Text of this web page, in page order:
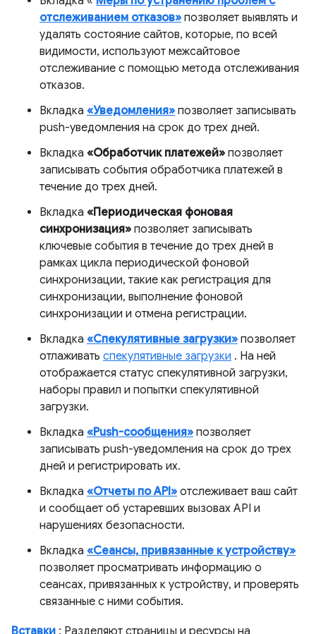
отслеживанием отказов» позволяет выявлять и
удалять состояние сайтов, которые, по всей
видимости, используют межсайтовое
отслеживание с помощью метода отслеживания
отказов.
Вкладка «Уведомления» позволяет записывать
push-уведомления на срок до трех дней.
Вкладка «Обработчик платежей» позволяет
записывать события обработчика платежей в
течение до трех дней.
Вкладка «Периодическая фоновая
синхронизация» позволяет записывать
ключевые события в течение до трех дней в
рамках цикла периодической фоновой
синхронизации, такие как регистрация для
синхронизации, выполнение фоновой
синхронизации и отмена регистрации.
Вкладка «Спекулятивные загрузки» позволяет
отлаживать спекулятивные загрузки . На ней
отображается статус спекулятивной загрузки,
наборы правил и попытки спекулятивной
загрузки.
Вкладка «Push-сообщения» позволяет
записывать push-уведомления на срок до трех
дней и регистрировать их.
Вкладка «Отчеты по API» отслеживает ваш сайт
и сообщает об устаревших вызовах API и
нарушениях безопасности.
Вкладка «Сеансы, привязанные к устройству»
позволяет просматривать информацию о
сеансах, привязанных к устройству, и проверять
связанные с ними события.
Вставки : Разделяют страницы и ресурсы на